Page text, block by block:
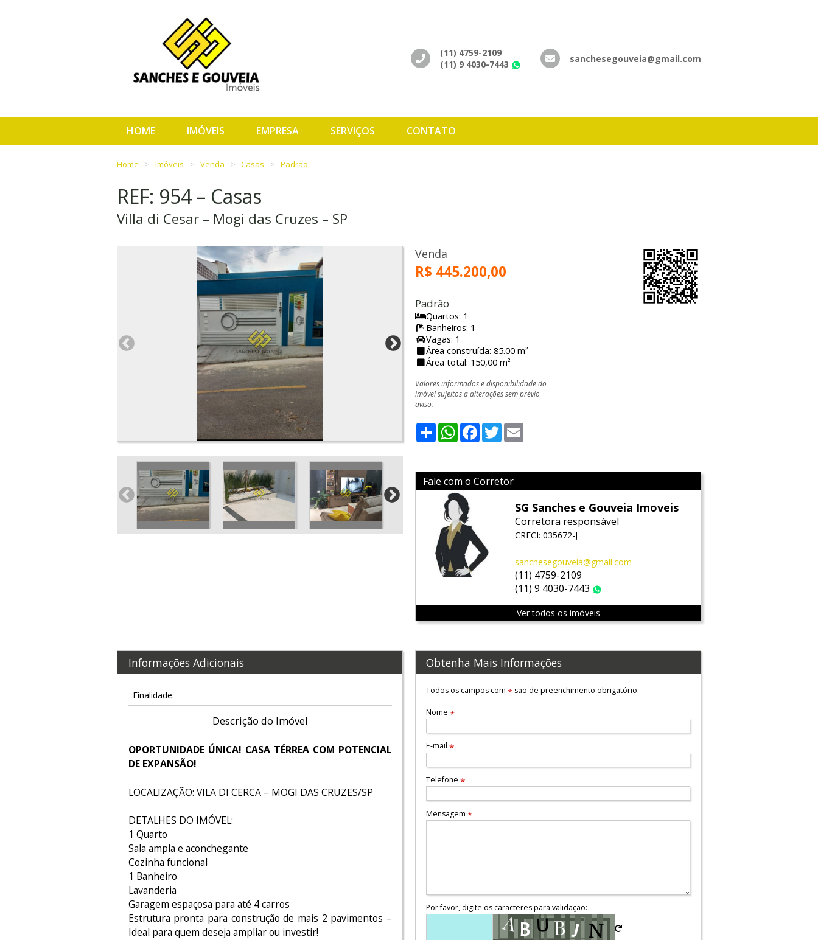
(11) 4759-2109
(11) 9 4030-7443
WhatsApp
sanchesegouveia@gmail.com
HOME IMÓVEIS EMPRESA SERVIÇOS CONTATO
Home Imóveis Venda Casas Padrão
REF: 954 – Casas
Villa di Cesar – Mogi das Cruzes – SP
Venda
R$ 445.200,00
Padrão
Quartos: 1
Banheiros: 1
Vagas: 1
Área construída: 85.00 m²
Área total: 150,00 m²
Valores informados e disponibilidade do
imóvel sujeitos a alterações sem prévio
aviso.
ShareWhatsApp
Facebook
Twitter
Fale com o Corretor
SG Sanches e Gouveia Imoveis
Corretora responsável
CRECI: 035672-J
sanchesegouveia@gmail.com
(11) 4759-2109
(11) 9 4030-7443
Ver todos os imóveis
Informações Adicionais
Finalidade:
Descrição do Imóvel
OPORTUNIDADE ÚNICA! CASA TÉRREA COM POTENCIAL
DE EXPANSÃO!
LOCALIZAÇÃO: VILA DI CERCA – MOGI DAS CRUZES/SP
DETALHES DO IMÓVEL:
1 Quarto
Sala ampla e aconchegante
Cozinha funcional
1 Banheiro
Lavanderia
Garagem espaçosa para até 4 carros
Estrutura pronta para construção de mais 2 pavimentos –
Ideal para quem deseja ampliar ou investir!
Obtenha Mais Informações
Todos os campos com* são de preenchimento obrigatório.
Nome*
E-mail*
Telefone*
Mensagem*
Por favor, digite os caracteres para validação: